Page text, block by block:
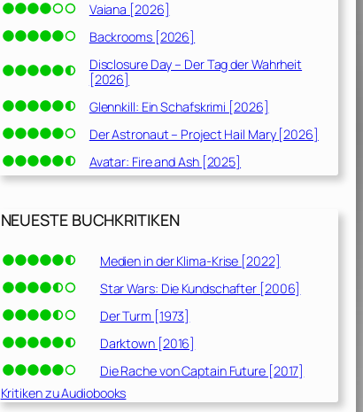
Vaiana [2026]
Backrooms [2026]
Disclosure Day – Der Tag der Wahrheit
[2026]
Glennkill: Ein Schafskrimi [2026]
Der Astronaut – Project Hail Mary [2026]
Avatar: Fire and Ash [2025]
NEUESTE BUCHKRITIKEN
Medien in der Klima-Krise [2022]
Star Wars: Die Kundschafter [2006]
Der Turm [1973]
Darktown [2016]
Die Rache von Captain Future [2017]
Kritiken zu Audiobooks